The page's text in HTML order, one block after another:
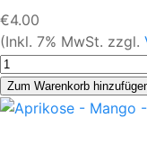
€4.00
(Inkl. 7% MwSt. zzgl.